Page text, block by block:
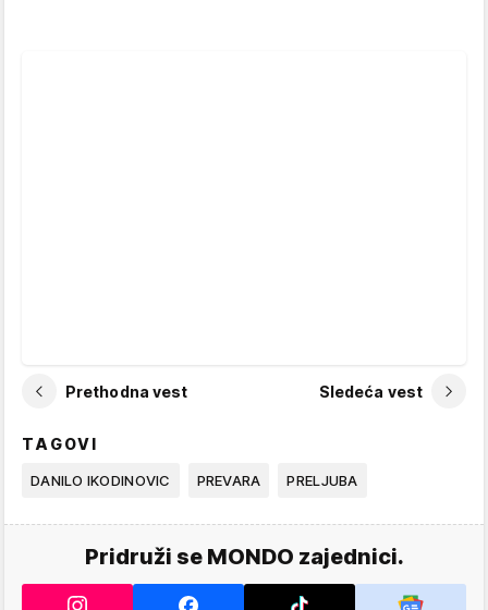
Prethodna vest Sledeća vest
TAGOVI
DANILO IKODINOVIC PREVARA PRELJUBA
Pridruži se MONDO zajednici.